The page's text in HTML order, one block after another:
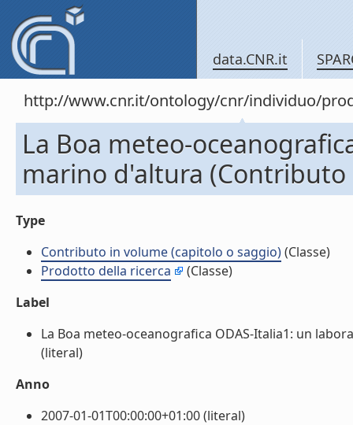
data.CNR.it
http://www.cnr.it/ontology/cnr/individuo/
La Boa meteo-
marino d'altura
Type
Contributo in volume (capitolo o saggio)(Classe)
Prodotto della ricerca
(Classe)
Label
La Boa meteo-oceanografica ODAS-Italia1: un
(literal)
Anno
2007-01-01T00:00:00+01:00 (literal)